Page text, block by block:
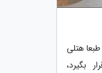
هتلی
بگیرد،